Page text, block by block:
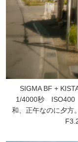
SIGMA BF +
1/4000秒 ISO400
和、正午なのに夕方